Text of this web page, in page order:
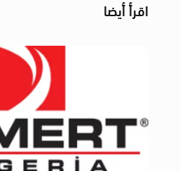
اقرأ أيضا